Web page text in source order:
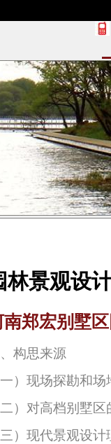
林景观设
郑宏别墅
构思来源
一）现场探勘和
二）对高档别墅
三）现代景观设